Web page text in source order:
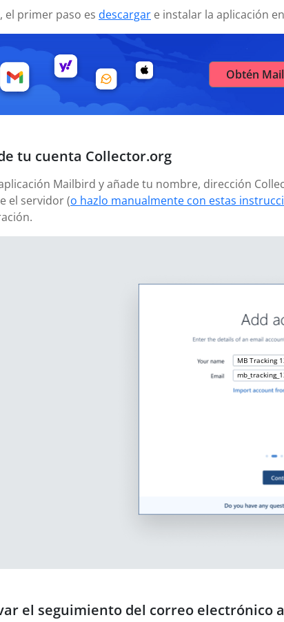
el primer paso es descargar e instalar la aplicación
Obtén
tu cuenta Collector.org
Mailbird y añade tu nombre, dirección
el servidor (o hazlo manualmente con estas
MB Tracking
el seguimiento del correo electrónico